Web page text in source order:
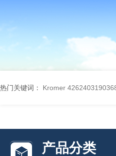
热门关键词： Kromer
产品分类